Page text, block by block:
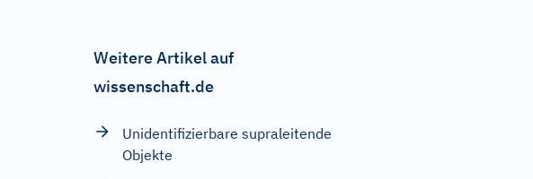
Weitere Artikel auf
wissenschaft.de
Unidentifizierbare supraleitende
Objekte